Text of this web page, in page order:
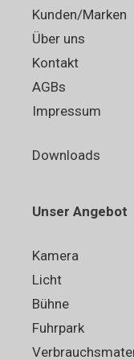
Kunden/Marken
Über uns
Kontakt
AGBs
Impressum
Downloads
Unser Angebot
Kamera
Licht
Bühne
Fuhrpark